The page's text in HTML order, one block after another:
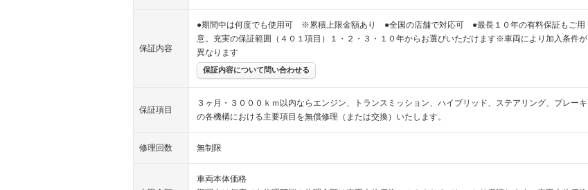
保証内容
●期間中は何度でも使用可 ※累積上限金額あり ●全国の店舗で対応可 ●最長１０年の有料保証もご用
意。充実の保証範囲（４０１項目）１・２・３・１０年からお選びいただけます※車両により加入条件が
異なります
保証内容について問い合わせる
保証項目
３ヶ月・３０００ｋｍ以内ならエンジン、トランスミッション、ハイブリッド、ステアリング、ブレーキ
の各機構における主要項目を無償修理（または交換）いたします。
修理回数 無制限
車両本体価格